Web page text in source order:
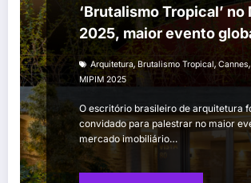
‘Brutalismo Tropical’ no
2025, maior evento
setor imobiliário
Arquitetura, Brutalismo Tropical, Cannes,
MIPIM 2025
O escritório brasileiro de arquitetura
convidado para palestrar no maior
mercado imobiliário…